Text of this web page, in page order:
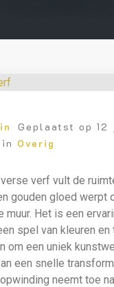
Geplaatst op 12
Overig
verf vult de
gouden gloed werpt
muur. Het is een
spel van kleuren en
om een uniek
een snelle
neemt toe